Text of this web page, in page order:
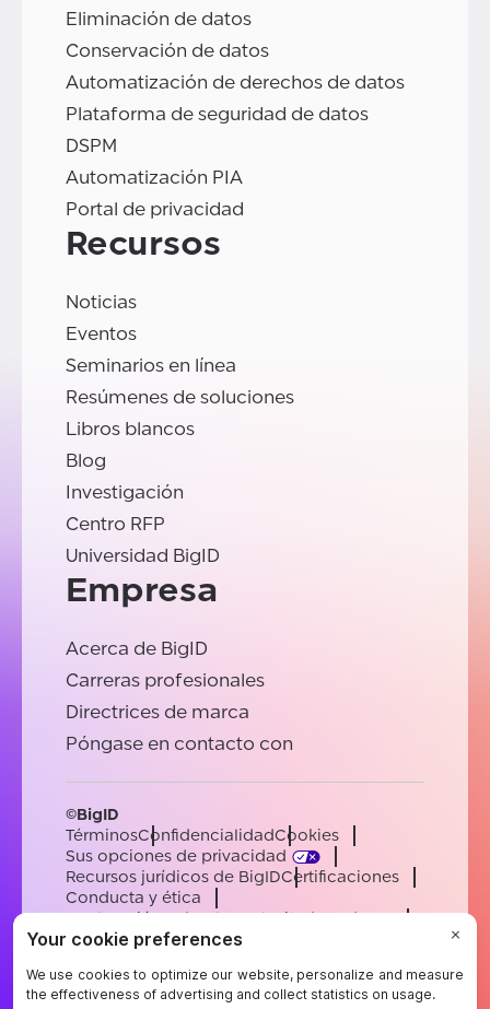
Eliminación de datos
Conservación de datos
Automatización de derechos de datos
Plataforma de seguridad de datos
DSPM
Automatización PIA
Portal de privacidad
Recursos
Noticias
Eventos
Seminarios en línea
Resúmenes de soluciones
Libros blancos
Blog
Investigación
Centro RFP
Universidad BigID
Empresa
Acerca de BigID
Carreras profesionales
Directrices de marca
Póngase en contacto con
©BigID
TérminosConfidencialidadCookies
Sus opciones de privacidad
Recursos jurídicos de BigIDCertificaciones
Conducta y ética
Declaración sobre la esclavitud moderna
SubprocesadoresAyuda
EnglishGermanFrenchSpanishPortuguese